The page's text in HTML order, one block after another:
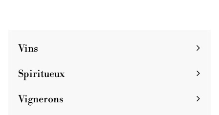
Vins
Spiritueux
Vignerons